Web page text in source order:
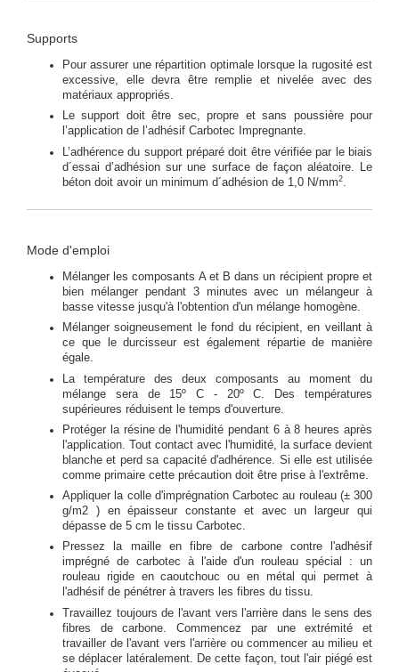
Supports
Pour assurer une répartition optimale lorsque la rugosité est
excessive, elle devra être remplie et nivelée avec des
matériaux appropriés.
Le support doit être sec, propre et sans poussière pour
l’application de l’adhésif Carbotec Impregnante.
L’adhérence du support préparé doit être vérifiée par le biais
d´essai d’adhésion sur une surface de façon aléatoire. Le
béton doit avoir un minimum d´adhésion de 1,0 N/mm2
Mode d'emploi
Mélanger les composants A et B dans un récipient propre et
bien mélanger pendant 3 minutes avec un mélangeur à
basse vitesse jusqu'à l'obtention d'un mélange homogène.
Mélanger soigneusement le fond du récipient, en veillant à
ce que le durcisseur est également répartie de manière
égale.
La température des deux composants au moment du
mélange sera de 15º C - 20º C. Des températures
supérieures réduisent le temps d'ouverture.
Protéger la résine de l'humidité pendant 6 à 8 heures après
l'application. Tout contact avec l'humidité, la surface devient
blanche et perd sa capacité d'adhérence. Si elle est utilisée
comme primaire cette précaution doit être prise à l'extrême.
Appliquer la colle d'imprégnation Carbotec au rouleau (± 300
g/m2 ) en épaisseur constante et avec un largeur qui
dépasse de 5 cm le tissu Carbotec.
Pressez la maille en fibre de carbone contre l'adhésif
imprégné de carbotec à l'aide d'un rouleau spécial : un
rouleau rigide en caoutchouc ou en métal qui permet à
l'adhésif de pénétrer à travers les fibres du tissu.
Travaillez toujours de l'avant vers l'arrière dans le sens des
fibres de carbone. Commencez par une extrémité et
travailler de l'avant vers l'arrière ou commencer au milieu et
se déplacer latéralement. De cette façon, tout l'air piégé est